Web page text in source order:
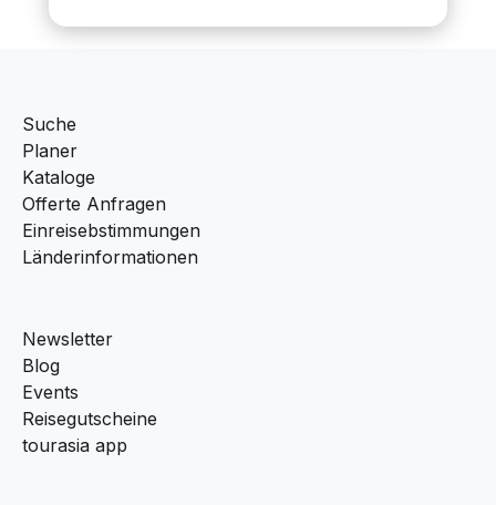
Suche
Planer
Kataloge
Offerte Anfragen
Einreisebstimmungen
Länderinformationen
Newsletter
Blog
Events
Reisegutscheine
tourasia app